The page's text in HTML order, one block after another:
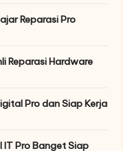
Reparasi Pro
Reparasi Hardware
Pro dan Siap Kerja
IT Pro Banget Siap